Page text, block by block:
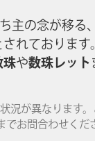
主の念が移る
れております
珠や数珠レット
況が異なります
でお問合わせくだ